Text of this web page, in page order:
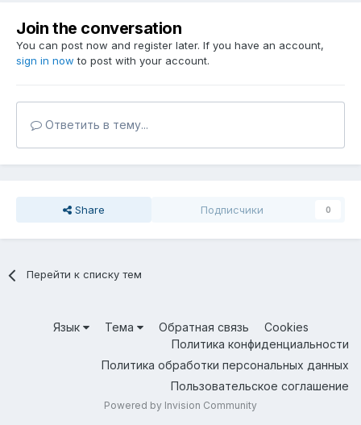
Join the conversation
You can post now and register later. If you have an account,
sign in now to post with your account.
Ответить в тему...
Share Подписчики 0
Перейти к списку тем
Язык Тема Обратная связь
Cookies
Политика конфиденциальности
Политика обработки персональных данных
Пользовательское соглашение
Powered by Invision Community